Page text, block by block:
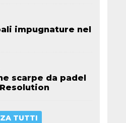
impugnature nel
scarpe da padel
TUTTI